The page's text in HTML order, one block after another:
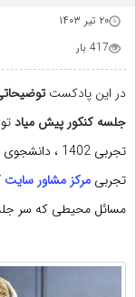
۲۰ تیر ۱۴۰۳
417 بار
در این پادکست
جلسه کنکور پیش میاد ت
تجربی 1402 ، دانشجوی بیوتکنولوژی دانشگاه تهران و عضو تیم
تجربی مرکز مشاور سایت
مسائل محیطی که سر